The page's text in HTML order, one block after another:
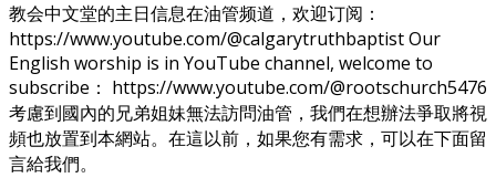
教会中文堂的主日信息在油管频道，欢迎订阅：
https://www.youtube.com/@calgarytruthbaptist Our
English worship is in YouTube channel, welcome to
subscribe： https://www.youtube.com/@rootschurch5476
考慮到國內的兄弟姐妹無法訪問油管，我們在想辦法爭取將視
頻也放置到本網站。在這以前，如果您有需求，可以在下面留
言給我們。